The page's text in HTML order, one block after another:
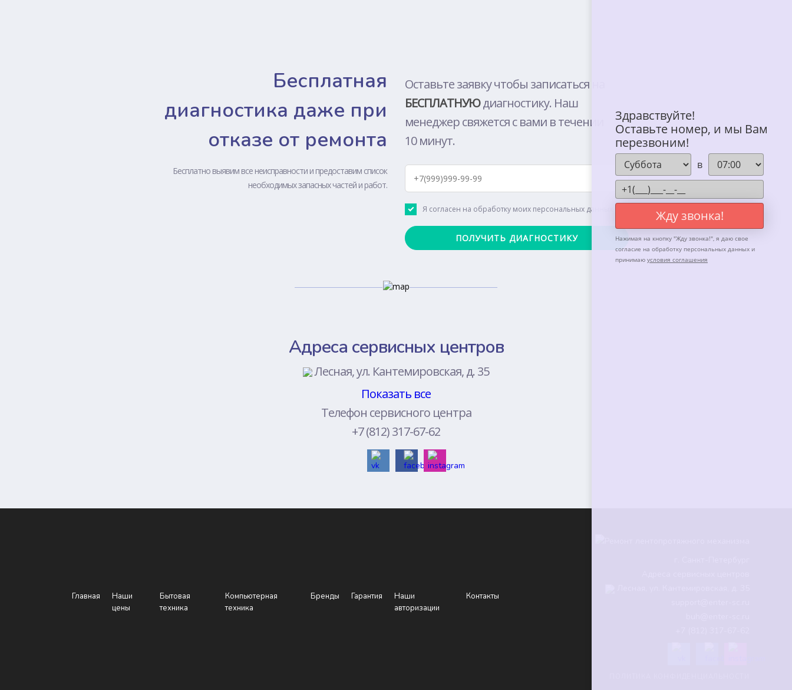
NOKIA
MICROSOFT
ONEPLUS
Бесплатная
диагностика даже при
отказе от ремонта
Бесплатно выявим все неисправности и предоставим список
необходимых запасных частей и работ.
Оставьте заявку чтобы записаться на
БЕСПЛАТНУЮдиагностику. Наш
менеджер свяжется с вами в течении
10 минут.
Я согласен на обработку моих персональных данных
Адреса сервисных центров
Лесная, ул. Кантемировская, д. 35
Показать все
Телефон сервисного центра
+7 (812) 317-67-62
Главная
Наши
цены
Бытовая
техника
Компьютерная
техника
Бренды Гарантия
Наши
авторизации
Контакты
Здравствуйте!
Оставьте номер, и мы Вам
перезвоним!
в
Жду звонка!
Нажимая на кнопку "Жду звонка!", я даю свое
согласие на обработку персональных данных и
принимаю условия соглашения